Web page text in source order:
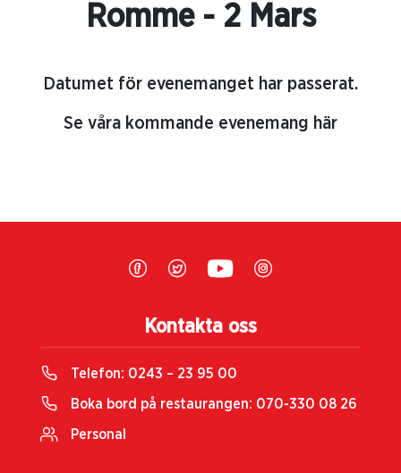
Romme - 2 Mars
Datumet för evenemanget har passerat.
Se våra kommande evenemang här
Kontakta oss
Telefon: 0243 – 23 95 00
Boka bord på restaurangen: 070-330 08 26
Personal